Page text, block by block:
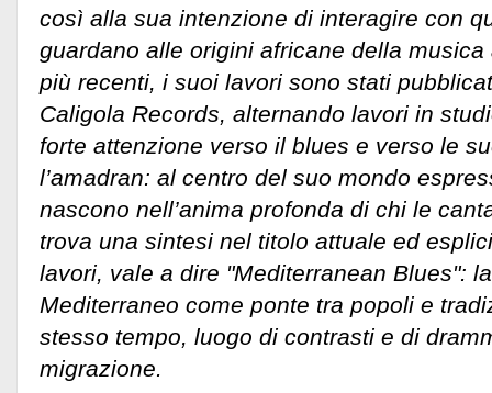
così alla sua intenzione di interagire con
guardano alle origini africane della
più recenti, i suoi lavori sono stati
Caligola Records, alternando lavori in
forte attenzione verso il blues e verso le
l’amadran: al centro del suo mondo
nascono nell’anima profonda di chi le
trova una sintesi nel titolo attuale ed
lavori, vale a dire "Mediterranean Blues":
Mediterraneo come ponte tra popoli e
stesso tempo, luogo di contrasti e di
migrazione.